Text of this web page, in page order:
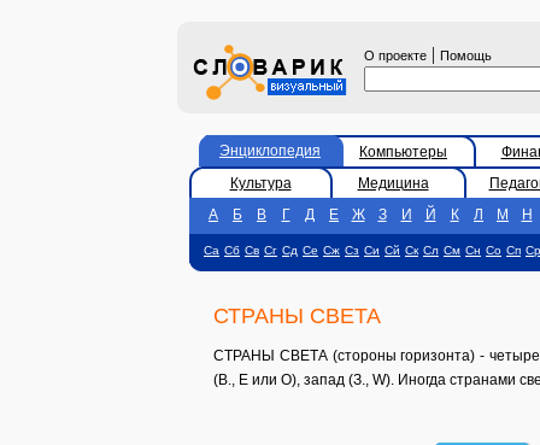
О проекте | Помощь
Энциклопедия Компьютеры
Культура
Медицина
А
Б В Г Д Е Ж З И Й К Л М Н
Са Сб Св Сг Сд Се Сж Сз Си Сй Ск Сл См Сн Со Сп Ср
СТРАНЫ СВЕТА
СТРАНЫ СВЕТА (стороны горизонта) - четыре
(В., Е или О), запад (З., W). Иногда странами